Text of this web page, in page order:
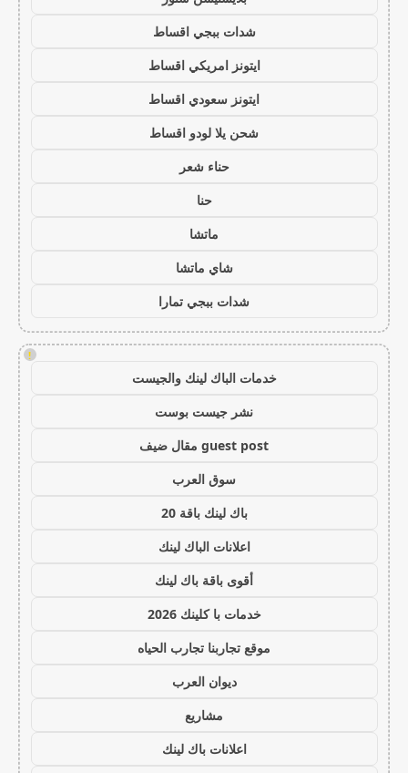
شدات ببجي اقساط
ايتونز امريكي اقساط
ايتونز سعودي اقساط
شحن يلا لودو اقساط
حناء شعر
حنا
ماتشا
شاي ماتشا
شدات ببجي تمارا
!
خدمات الباك لينك والجيست
نشر جيست بوست
guest post مقال ضيف
سوق العرب
باك لينك باقة 20
اعلانات الباك لينك
أقوى باقة باك لينك
خدمات با كلينك 2026
موقع تجاربنا تجارب الحياه
ديوان العرب
مشاريع
اعلانات باك لينك